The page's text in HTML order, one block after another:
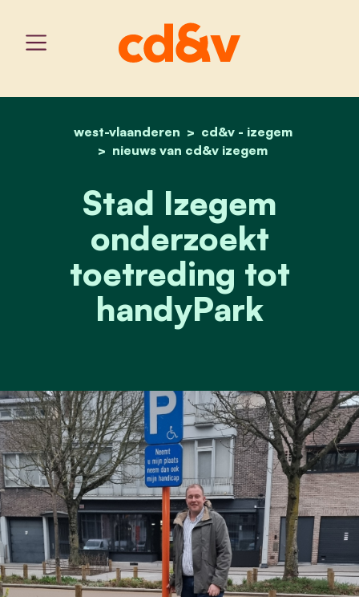
home
west-vlaanderen
cd&v - izegem
nieuws van cd&v izegem
stad izegem
Stad Izegem
onderzoekt
toetreding tot
handyPark